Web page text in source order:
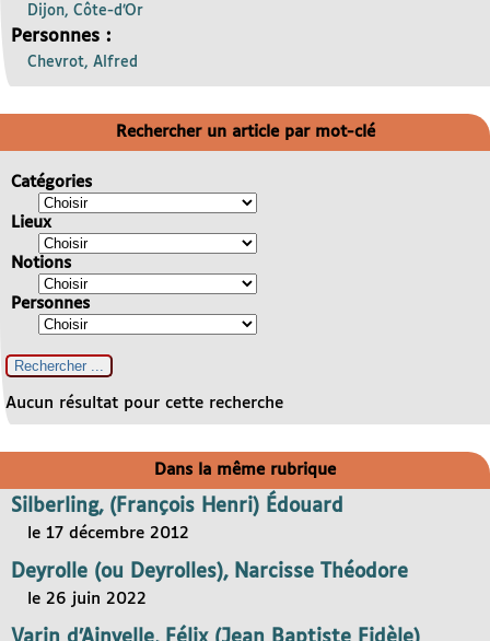
Dijon, Côte-d’Or
Personnes :
Chevrot, Alfred
Rechercher un article par mot-clé
Catégories
Lieux
Notions
Personnes
Aucun résultat pour cette recherche
Dans la même rubrique
Silberling, (François Henri) Édouard
le 17 décembre 2012
Deyrolle (ou Deyrolles), Narcisse Théodore
le 26 juin 2022